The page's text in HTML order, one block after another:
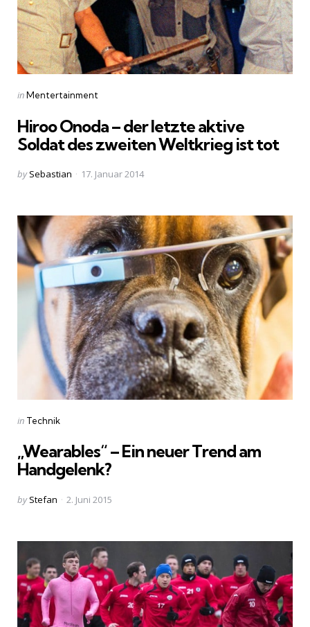
Categories
Posted
inMentertainment
Hiroo Onoda – der letzte aktive
Soldat des zweiten Weltkrieg ist tot
Posted
by Sebastian 17. Januar 2014
Categories
Posted
in Technik
„Wearables“ – Ein neuer Trend am
Handgelenk?
Posted
by Stefan 2. Juni 2015